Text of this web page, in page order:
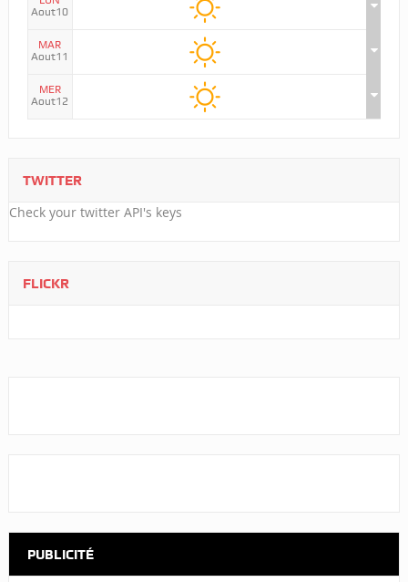
Aout10
MAR
Aout11
MER
Aout12
TWITTER
Check your twitter API's keys
FLICKR
PUBLICITÉ